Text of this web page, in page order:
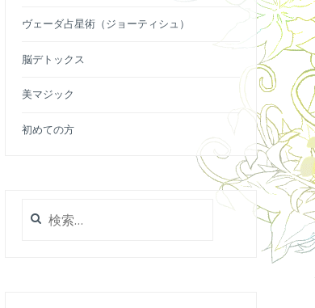
ヴェーダ占星術（ジョーティシュ）
脳デトックス
美マジック
初めての方
索: